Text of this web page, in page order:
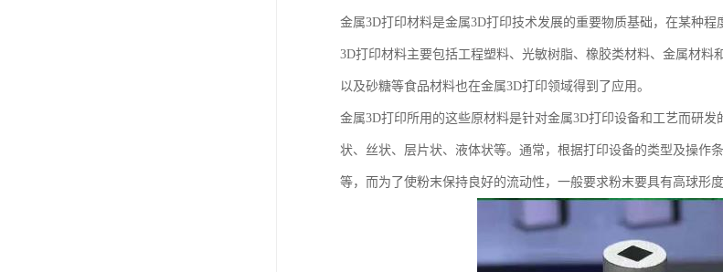
金属3D打印材料是金属3D打印技术发展的重要物质基础，在某种
3D打印材料主要包括工程塑料、光敏树脂、橡胶类材料、金属材
以及砂糖等食品材料也在金属3D打印领域得到了应用。
金属3D打印所用的这些原材料是针对金属3D打印设备和工艺而研
状、丝状、层片状、液体状等。通常，根据打印设备的类型及操作
等，而为了使粉末保持良好的流动性，一般要求粉末要具有高球形度